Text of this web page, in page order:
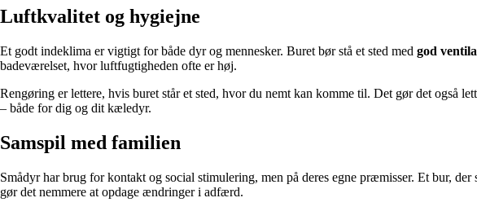
Luftkvalitet og hygiejne
Et godt indeklima er vigtigt for både dyr og mennesker. Buret bør stå et sted med god
badeværelset, hvor luftfugtigheden ofte er høj.
Rengøring er lettere, hvis buret står et sted, hvor du nemt kan komme til. Det gør det også
– både for dig og dit kæledyr.
Samspil med familien
Smådyr har brug for kontakt og social stimulering, men på deres egne præmisser. Et bur,
gør det nemmere at opdage ændringer i adfærd.